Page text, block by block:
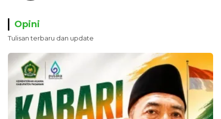
Opini
Tulisan terbaru dan update